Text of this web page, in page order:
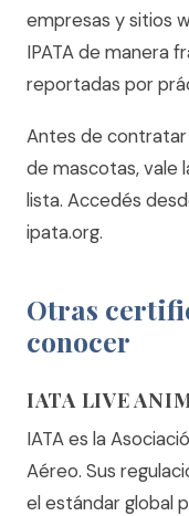
empresas y sitios
IPATA de manera
reportadas por
Antes de
de mascotas, vale
lista. Accedés
ipata.org.
Otras
conocer
IATA LIVE
IATA es la
Aéreo. Sus
el estándar global